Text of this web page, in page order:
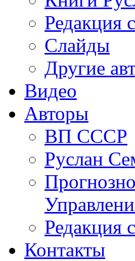
Редакция
Слайды
Другие
Видео
Авторы
ВП СССР
Руслан
Редакция
Контакты